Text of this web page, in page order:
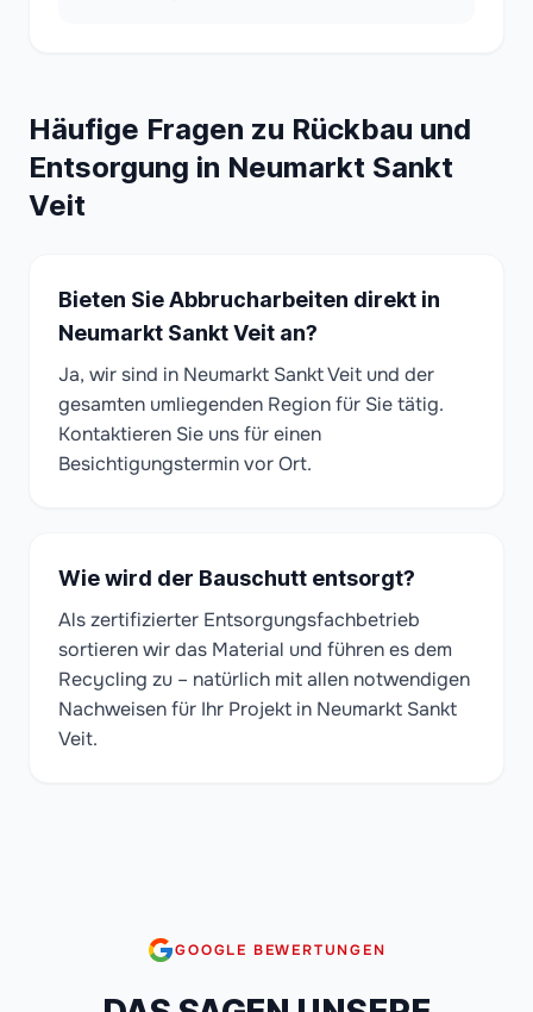
Häufige Fragen zu Rückbau und
Entsorgung in Neumarkt Sankt
Veit
Bieten Sie Abbrucharbeiten direkt in
Neumarkt Sankt Veit an?
Ja, wir sind in Neumarkt Sankt Veit und der
gesamten umliegenden Region für Sie tätig.
Kontaktieren Sie uns für einen
Besichtigungstermin vor Ort.
Wie wird der Bauschutt entsorgt?
Als zertifizierter Entsorgungsfachbetrieb
sortieren wir das Material und führen es dem
Recycling zu – natürlich mit allen notwendigen
Nachweisen für Ihr Projekt in Neumarkt Sankt
Veit.
GOOGLE BEWERTUNGEN